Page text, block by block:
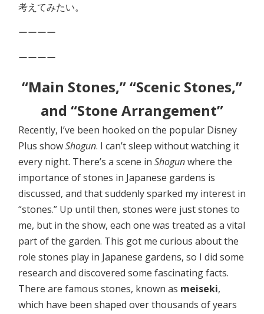
考えてみたい。
ーーーー
ーーーー
“Main Stones,” “Scenic Stones,”
and “Stone Arrangement”
Recently, I’ve been hooked on the popular Disney
Plus showShogun. I can’t sleep without watching it
every night. There’s a scene in Shogunwhere the
importance of stones in Japanese gardens is
discussed, and that suddenly sparked my interest in
“stones.” Up until then, stones were just stones to
me, but in the show, each one was treated as a vital
part of the garden. This got me curious about the
role stones play in Japanese gardens, so I did some
research and discovered some fascinating facts.
There are famous stones, known as meiseki,
which have been shaped over thousands of years